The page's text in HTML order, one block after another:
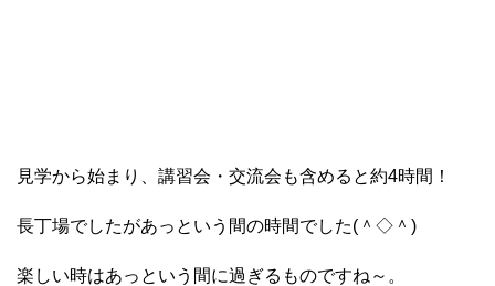
見学から始まり、講習会・交流会も含めると約4時間！
長丁場でしたがあっという間の時間でした(＾◇＾)
楽しい時はあっという間に過ぎるものですね～。